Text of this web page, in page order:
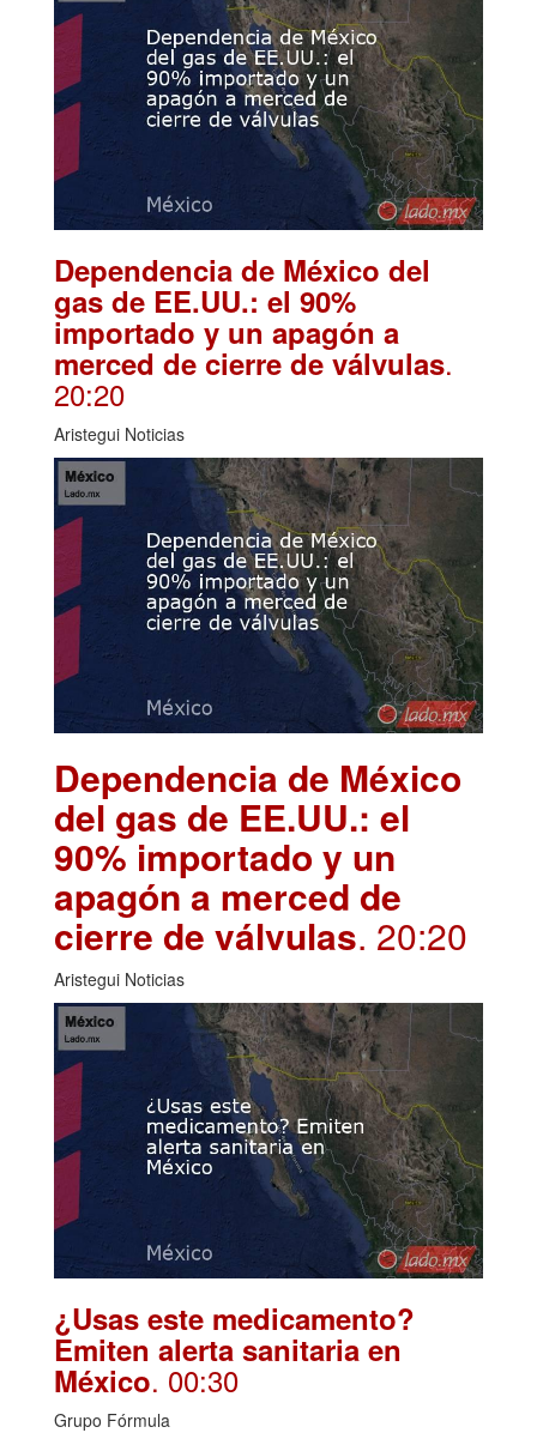
Dependencia de México del
gas de EE.UU.: el 90%
importado y un apagón a
merced de cierre de válvulas.
20:20
Aristegui Noticias
Dependencia de México
del gas de EE.UU.: el
90% importado y un
apagón a merced de
cierre de válvulas. 20:20
Aristegui Noticias
¿Usas este medicamento?
Emiten alerta sanitaria en
México. 00:30
Grupo Fórmula